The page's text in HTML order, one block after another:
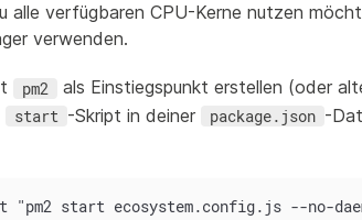
alle verfügbaren CPU-Kerne nutzen
verwenden.
pm2 als Einstiegspunkt erstellen (oder
start -Skript in deiner package.json -
start ecosystem.config.js --no-